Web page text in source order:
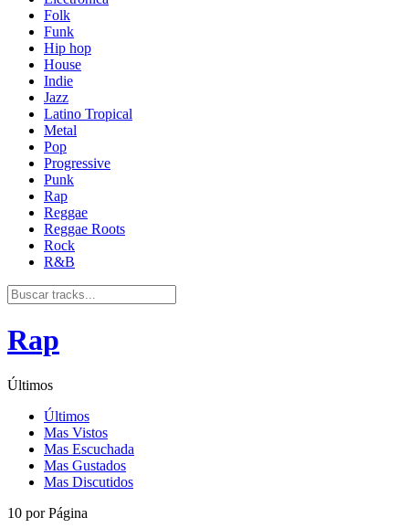
Folk
Funk
Hip hop
House
Indie
Jazz
Latino Tropical
Metal
Pop
Progressive
Punk
Rap
Reggae
Reggae Roots
Rock
R&B
Rap
Últimos
Últimos
Mas Vistos
Mas Escuchada
Mas Gustados
Mas Discutidos
10 por Página